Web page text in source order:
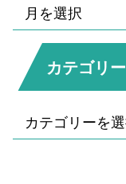
カテゴリー